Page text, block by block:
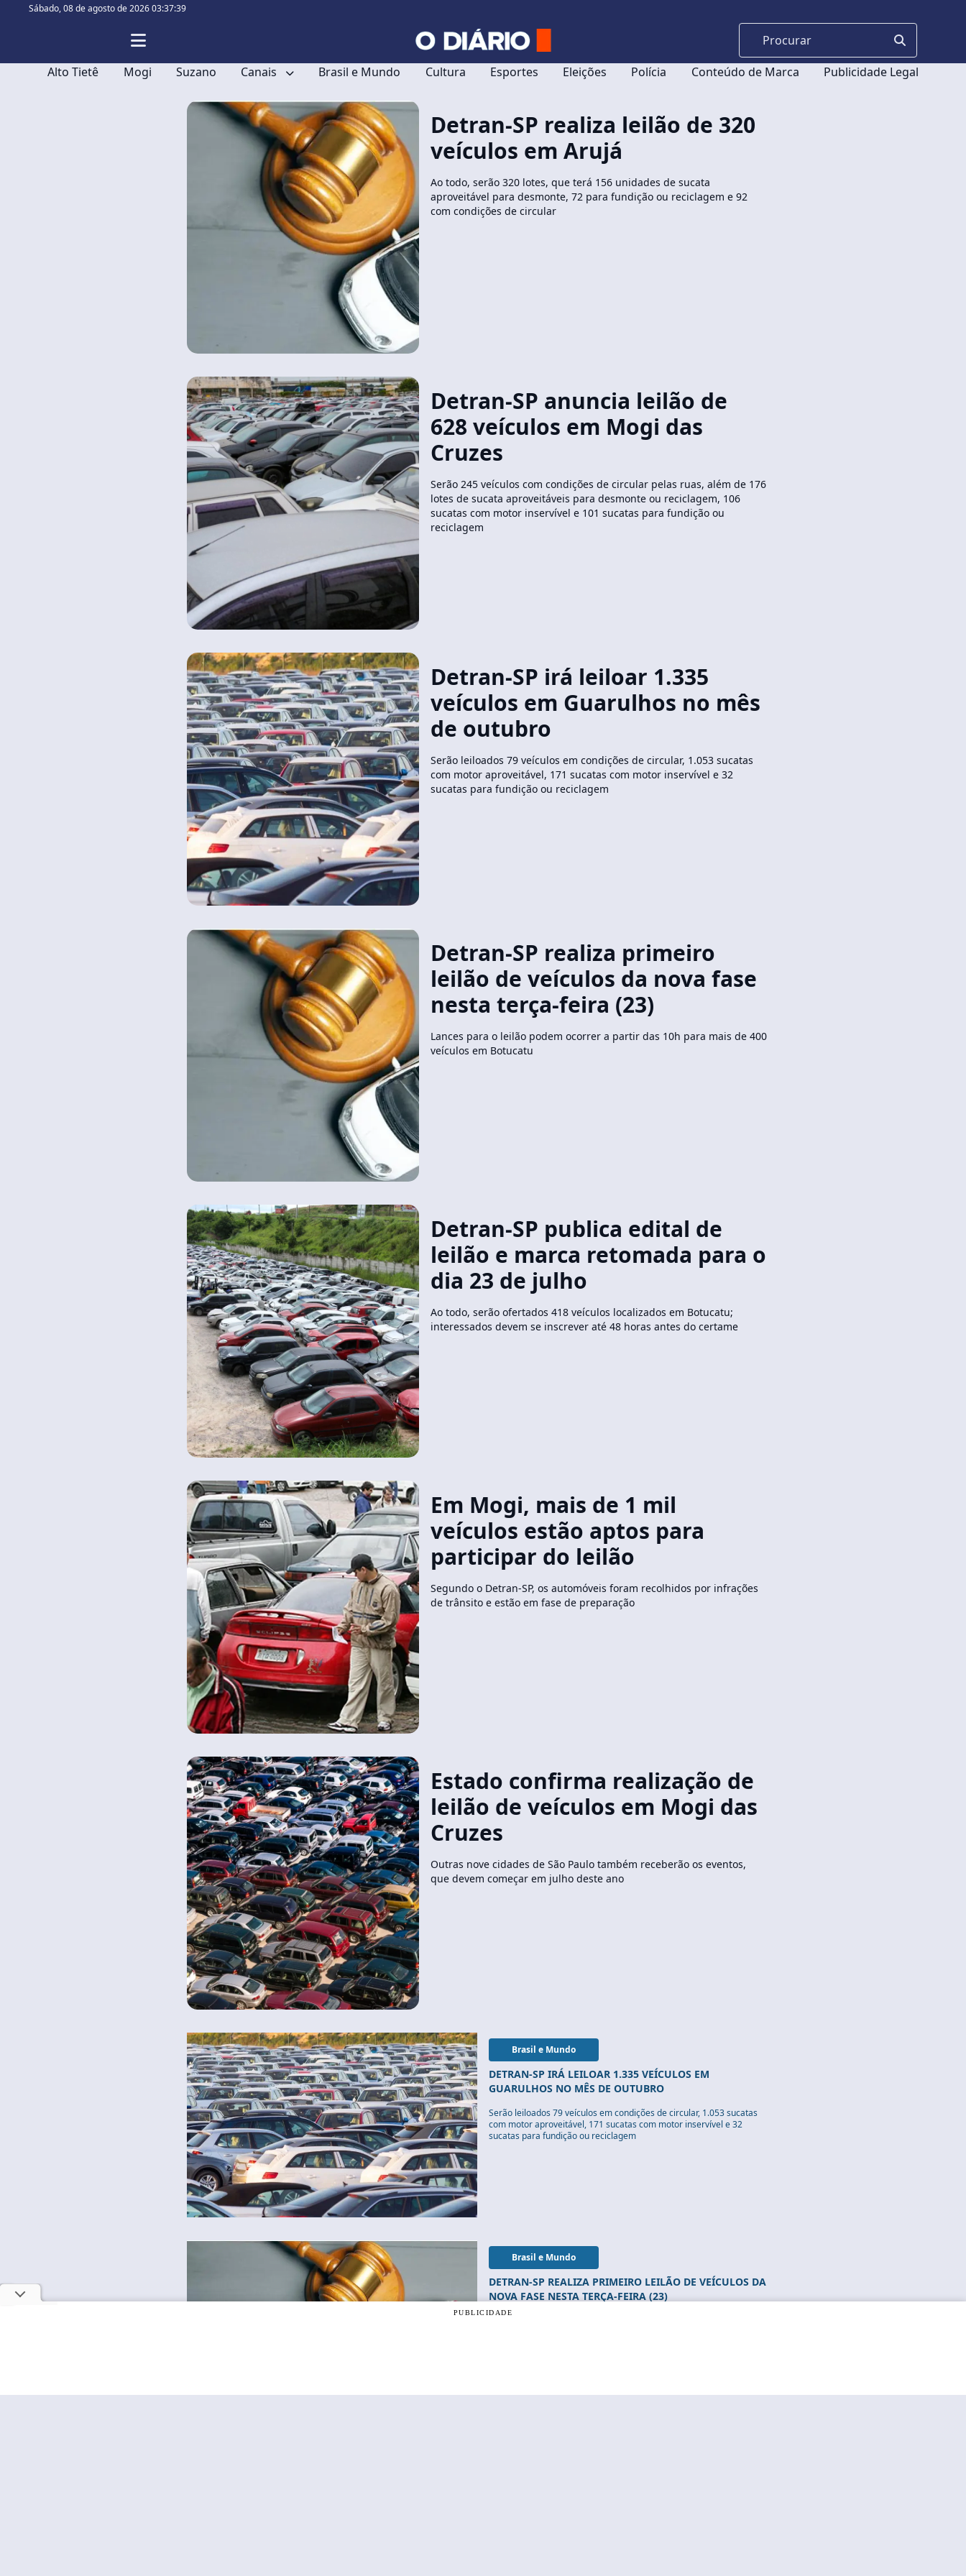
Sábado,08 de agosto de 2026 03:37:40
Alto Tietê Mogi Suzano Canais Brasil e Mundo Cultura Esportes Eleições Polícia Conteúdo de Marca Publicidade Legal
Detran-SP realiza leilão de 320
veículos em Arujá
Ao todo, serão 320 lotes, que terá 156 unidades de sucata
aproveitável para desmonte, 72 para fundição ou reciclagem e 92
com condições de circular
Detran-SP anuncia leilão de
628 veículos em Mogi das
Cruzes
Serão 245 veículos com condições de circular pelas ruas, além de 176
lotes de sucata aproveitáveis para desmonte ou reciclagem, 106
sucatas com motor inservível e 101 sucatas para fundição ou
reciclagem
Detran-SP irá leiloar 1.335
veículos em Guarulhos no mês
de outubro
Serão leiloados 79 veículos em condições de circular, 1.053 sucatas
com motor aproveitável, 171 sucatas com motor inservível e 32
sucatas para fundição ou reciclagem
Detran-SP realiza primeiro
leilão de veículos da nova fase
nesta terça-feira (23)
Lances para o leilão podem ocorrer a partir das 10h para mais de 400
veículos em Botucatu
Detran-SP publica edital de
leilão e marca retomada para o
dia 23 de julho
Ao todo, serão ofertados 418 veículos localizados em Botucatu;
interessados devem se inscrever até 48 horas antes do certame
Em Mogi, mais de 1 mil
veículos estão aptos para
participar do leilão
Segundo o Detran-SP, os automóveis foram recolhidos por infrações
de trânsito e estão em fase de preparação
Estado confirma realização de
leilão de veículos em Mogi das
Cruzes
Outras nove cidades de São Paulo também receberão os eventos,
que devem começar em julho deste ano
Brasil e Mundo
DETRAN-SP IRÁ LEILOAR 1.335 VEÍCULOS EM
GUARULHOS NO MÊS DE OUTUBRO
Serão leiloados 79 veículos em condições de circular, 1.053 sucatas
com motor aproveitável, 171 sucatas com motor inservível e 32
sucatas para fundição ou reciclagem
Brasil e Mundo
DETRAN-SP REALIZA PRIMEIRO LEILÃO DE VEÍCULOS DA
NOVA FASE NESTA TERÇA-FEIRA (23)
PUBLICIDADE